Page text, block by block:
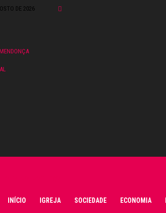
DE 2026
INÍCIO IGREJA SOCIEDADE ECONOMIA